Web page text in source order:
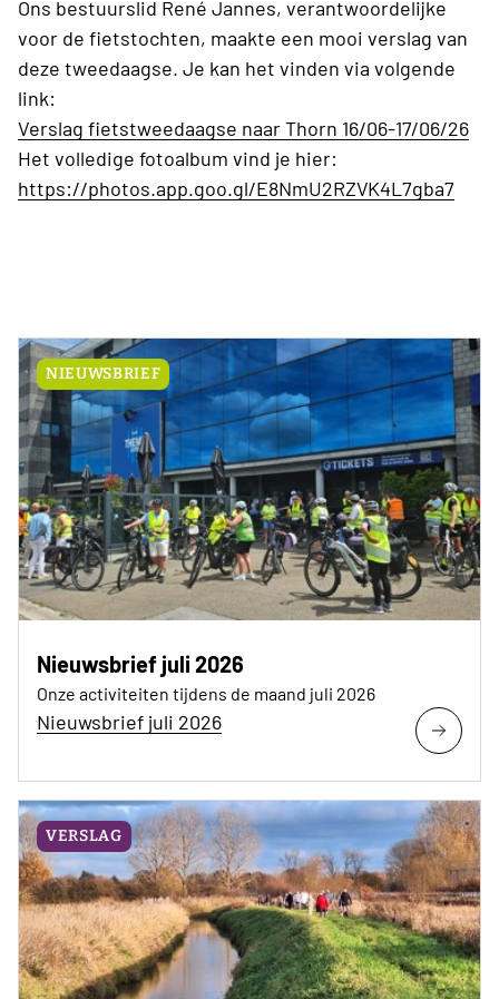
Ons bestuurslid René Jannes, verantwoordelijke
voor de fietstochten, maakte een mooi verslag van
deze tweedaagse. Je kan het vinden via volgende
link:
Verslag fietstweedaagse naar Thorn 16/06-17/06/26
Het volledige fotoalbum vind je hier:
https://photos.app.goo.gl/E8NmU2RZVK4L7gba7
NIEUWSBRIEF
Nieuwsbrief juli 2026
Onze activiteiten tijdens de maand juli 2026
Nieuwsbrief juli 2026
VERSLAG